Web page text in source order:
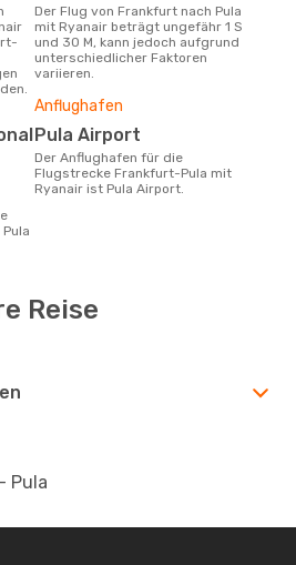
Der Flug von Frankfurt nach Pula
mit Ryanair beträgt ungefähr 1 S
und 30 M, kann jedoch aufgrund
unterschiedlicher Faktoren
variieren.
Anflughafen
Pula Airport
Der Anflughafen für die
Flugstrecke Frankfurt-Pula mit
Ryanair ist Pula Airport.
Reise
Pula